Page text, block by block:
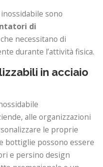
sono
di
che necessitano di
durante l’attività fisica.
in acciaio
alle organizzazioni
le proprie
bottiglie possono essere
e persino design